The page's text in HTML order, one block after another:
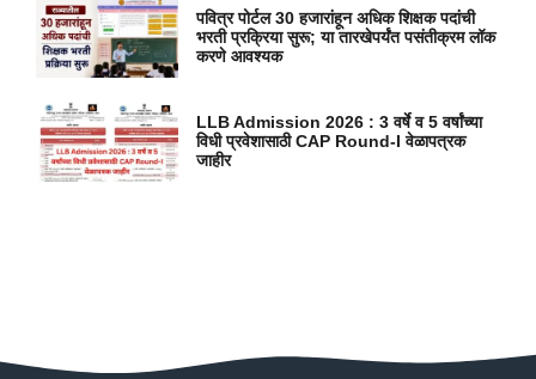
पवित्र पोर्टल 30 हजारांहून अधिक शिक्षक पदांची
भरती प्रक्रिया सुरू; या तारखेपर्यंत पसंतीक्रम लॉक
करणे आवश्यक
LLB Admission 2026 : 3 वर्षे व 5 वर्षांच्या
विधी प्रवेशासाठी CAP Round-I वेळापत्रक
जाहीर